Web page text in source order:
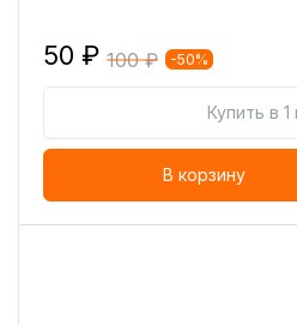
50 ₽ 100 ₽ -50%
Купить в 1
В корзину